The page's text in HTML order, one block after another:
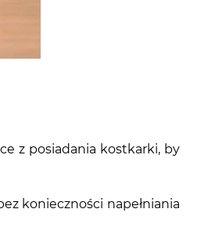
z posiadania kostkarki, by
konieczności napełniania